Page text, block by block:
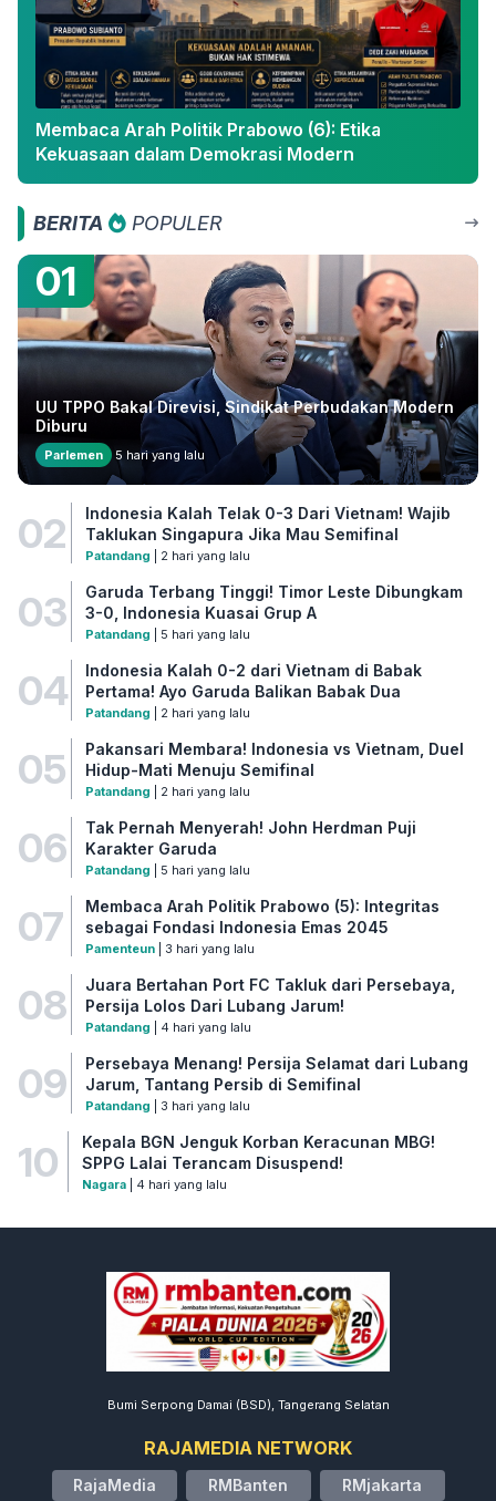
Membaca Arah Politik Prabowo (6): Etika
Kekuasaan dalam Demokrasi Modern
BERITA POPULER
01
UU TPPO Bakal Direvisi, Sindikat Perbudakan Modern
Diburu
Parlemen 5 hari yang lalu
02
Indonesia Kalah Telak 0-3 Dari Vietnam! Wajib
Taklukan Singapura Jika Mau Semifinal
Patandang | 2 hari yang lalu
03
Garuda Terbang Tinggi! Timor Leste Dibungkam
3-0, Indonesia Kuasai Grup A
Patandang | 5 hari yang lalu
04
Indonesia Kalah 0-2 dari Vietnam di Babak
Pertama! Ayo Garuda Balikan Babak Dua
Patandang | 2 hari yang lalu
05
Pakansari Membara! Indonesia vs Vietnam, Duel
Hidup-Mati Menuju Semifinal
Patandang | 2 hari yang lalu
06
Tak Pernah Menyerah! John Herdman Puji
Karakter Garuda
Patandang | 5 hari yang lalu
07
Membaca Arah Politik Prabowo (5): Integritas
sebagai Fondasi Indonesia Emas 2045
Pamenteun| 3 hari yang lalu
08
Juara Bertahan Port FC Takluk dari Persebaya,
Persija Lolos Dari Lubang Jarum!
Patandang | 4 hari yang lalu
09
Persebaya Menang! Persija Selamat dari Lubang
Jarum, Tantang Persib di Semifinal
Patandang | 3 hari yang lalu
10
Kepala BGN Jenguk Korban Keracunan MBG!
SPPG Lalai Terancam Disuspend!
Nagara| 4 hari yang lalu
Bumi Serpong Damai (BSD), Tangerang Selatan
RAJAMEDIA NETWORK
RajaMedia RMBanten RMjakarta